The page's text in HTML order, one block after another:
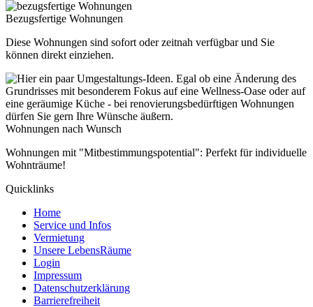
Bezugsfertige Wohnungen
Diese Wohnungen sind sofort oder zeitnah verfügbar und Sie
können direkt einziehen.
Wohnungen nach Wunsch
Wohnungen mit "Mitbestimmungspotential": Perfekt für individuelle
Wohnträume!
Quicklinks
Home
Service und Infos
Vermietung
Unsere LebensRäume
Login
Impressum
Datenschutzerklärung
Barrierefreiheit